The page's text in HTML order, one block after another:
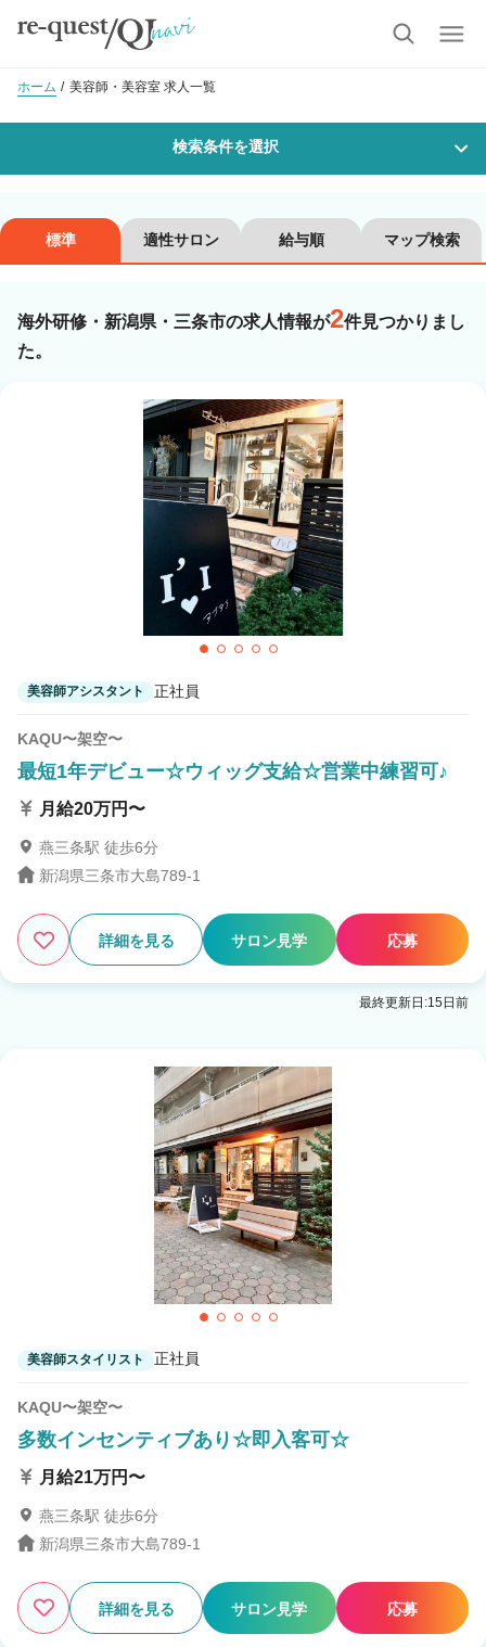
ホーム 美容師・美容室 求人一覧
検索条件を選択
沿線・駅を選択 市区町村を選択
三条市
技能ランク
美容師スタイリスト 美容師アシスタント
フロント・レセプション
ヘアメイク・美容部員 アイリスト
エステティシャン
講師・インストラクター 営業・販売スタッフ・その他
海外研修 詳細条件を変更
検索する
標準 適性サロン 給与順 マップ検索
海外研修・新潟県・三条市の求人情報が2件見つかりまし
た。
美容師アシスタント 正社員
KAQU〜架空〜
最短1年デビュー☆ウィッグ支給☆営業中練習可♪
月給20万円〜
燕三条駅 徒歩6分
新潟県三条市大島789-1
詳細を見る サロン見学 応募
最終更新日:15日前
美容師スタイリスト 正社員
KAQU〜架空〜
多数インセンティブあり☆即入客可☆
月給21万円〜
燕三条駅 徒歩6分
新潟県三条市大島789-1
詳細を見る サロン見学 応募